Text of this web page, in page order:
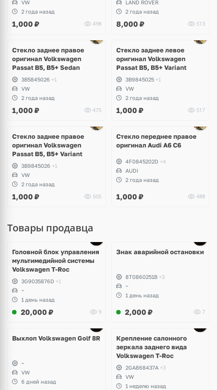
VW
2 года назад
1,000 ₽ 498
LAND ROVER
2 года назад
8,000 ₽ 513
Стекло заднее правое
оригинал Volkswagen
Passat B5, B5+ Sedan
3B5845026 +1
VW
2 года назад
1,000 ₽ 475
Стекло заднее левое
оригинал Volkswagen
Passat B5, B5+ Variant
3B9845025 +1
VW
2 года назад
1,000 ₽ 517
Стекло заднее правое
оригинал Volkswagen
Passat B5, B5+ Variant
3B9845026 +1
VW
2 года назад
1,000 ₽ 505
Стекло переднее правое
оригинал Audi A6 C6
4F0845202D +4
AUDI
2 года назад
1,000 ₽ 488
Товары продавца
Головной блок управления
мультимедийной системы
Volkswagen T-Roc
3G9035876D +1
~
1 день назад
20,000 ₽ 9
Знак аварийной остановки
8T0860251B +3
~
1 день назад
2,000 ₽ 7
Выхлоп Volkswagen Golf 8R
~
VW
6 дней назад
Крепление салонного
зеркала заднего вида
Volkswagen T-Roc
2GA868437A +3
VW
1 неделю назад